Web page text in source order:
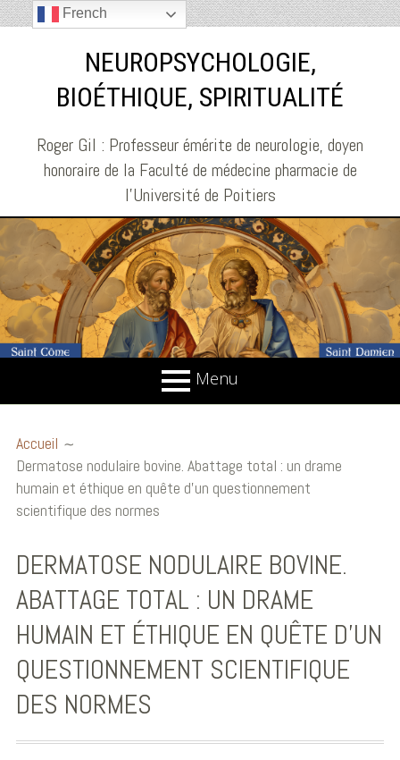
NEUROPSYCHOLOGIE,
BIOÉTHIQUE, SPIRITUALITÉ
Roger Gil : Professeur émérite de neurologie, doyen
honoraire de la Faculté de médecine pharmacie de
l'Université de Poitiers
Menu
Billets éthiques
Publications et
Conférences
Ouvrages
Biographie
Accueil
Dermatose nodulaire bovine. Abattage total : un drame
humain et éthique en quête d’un questionnement
scientifique des normes
DERMATOSE NODULAIRE BOVINE.
ABATTAGE TOTAL : UN DRAME
HUMAIN ET ÉTHIQUE EN QUÊTE D’UN
QUESTIONNEMENT SCIENTIFIQUE
DES NORMES
French